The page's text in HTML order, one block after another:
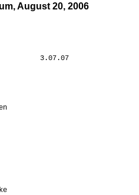
August 20, 2006
3.07.07